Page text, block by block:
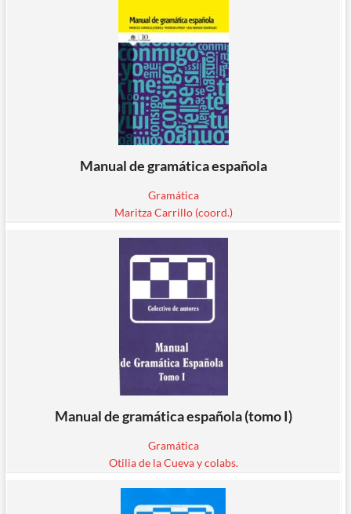
Manual de gramática española
Gramática
Maritza Carrillo (coord.)
Manual de gramática española (tomo I)
Gramática
Otilia de la Cueva y colabs.